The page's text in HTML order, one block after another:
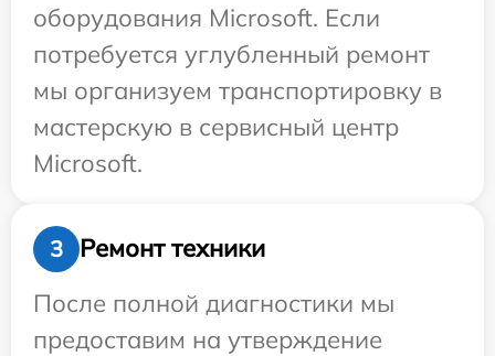
оборудования Microsoft. Если
потребуется углубленный ремонт
мы организуем транспортировку в
мастерскую в сервисный центр
Microsoft.
3
Ремонт техники
После полной диагностики мы
предоставим на утверждение